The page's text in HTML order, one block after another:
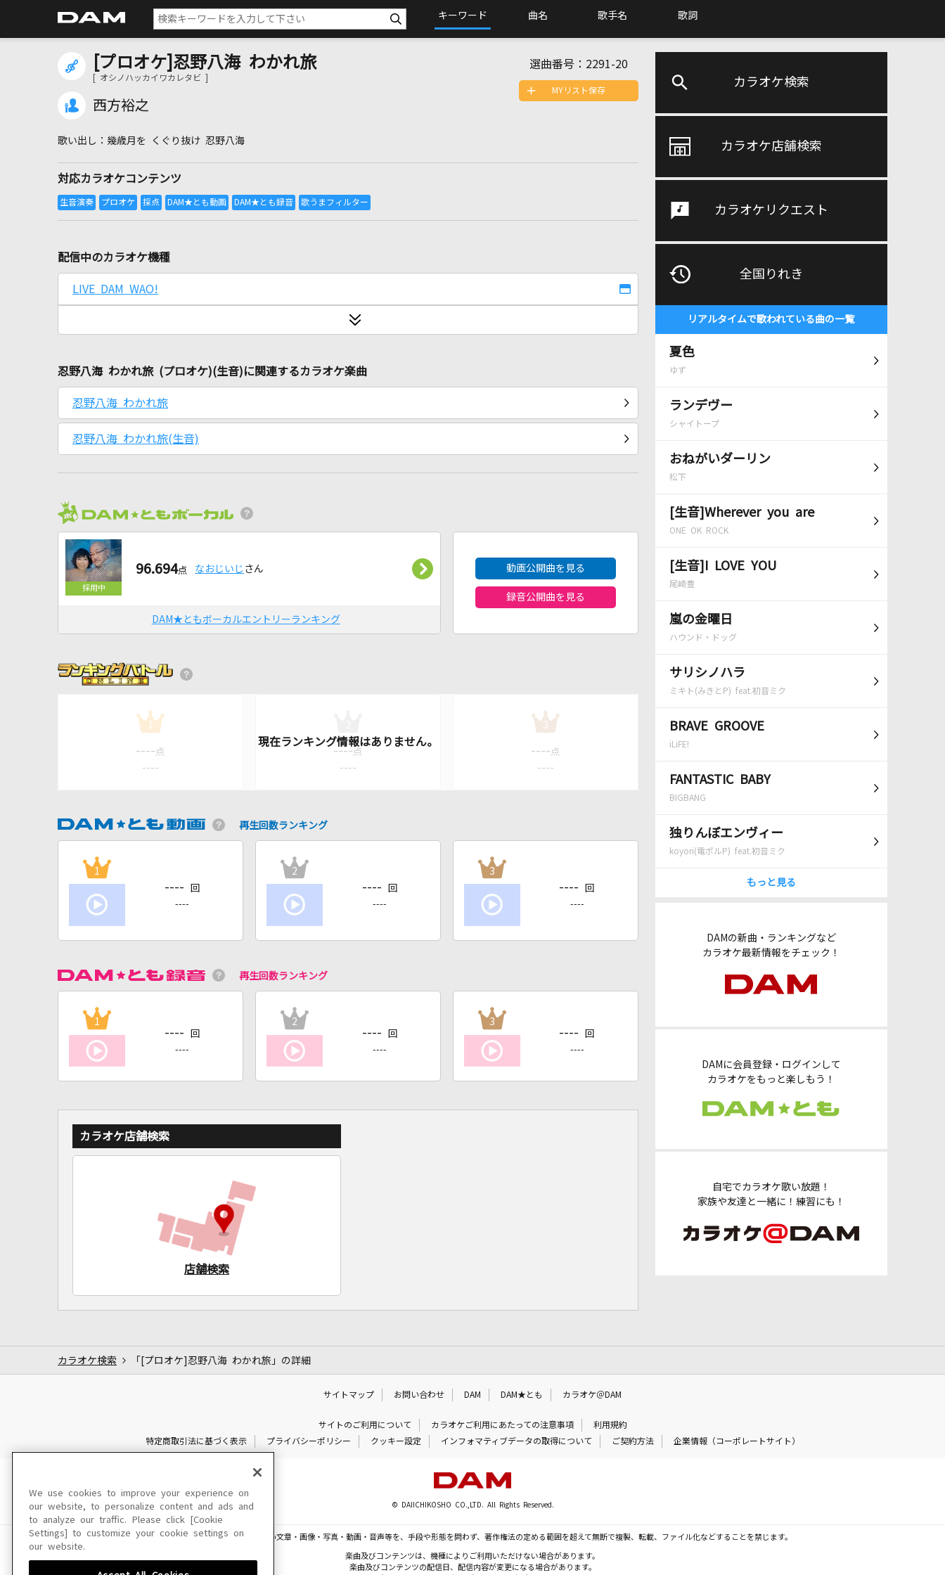
キーワード 曲名 歌手名 歌詞
カラオケ検索
カラオケ店舗検索
カラオケリクエスト
全国りれき
リアルタイムで歌われている曲の一覧
夏色
ゆず
ランデヴー
シャイトープ
おねがいダーリン
松下
[生音]Wherever you are
ONE OK ROCK
[生音]I LOVE YOU
尾崎豊
嵐の金曜日
ハウンド・ドッグ
サリシノハラ
ミキト(みきとP) feat.初音ミク
BRAVE GROOVE
iLiFE!
FANTASTIC BABY
BIGBANG
独りんぼエンヴィー
koyori(電ポルP) feat.初音ミク
もっと見る
DAMの新曲・ランキングなど
カラオケ最新情報をチェック！
DAMに会員登録・ログインして
カラオケをもっと楽しもう！
自宅でカラオケ歌い放題！
家族や友達と一緒に！練習にも！
[プロオケ]忍野八海 わかれ旅
[ オシノハッカイワカレタビ ]
西方裕之
選曲番号： 2291-20
幾歳月を くぐり抜け 忍野八海
対応カラオケコンテンツ
MYリスト保存
配信中のカラオケ機種
LIVE DAM WAO!
忍野八海 わかれ旅 (プロオケ)(生音)に関連するカラオケ楽曲
忍野八海 わかれ旅
忍野八海 わかれ旅(生音)
96.694点 なおじいじ さん
DAM★ともボーカルエントリーランキング
動画公開曲を見る
録音公開曲を見る
1
---- 点
----
---- 点
----
3
---- 点
----
再生回数ランキング
1
---- 回
----
2
---- 回
----
3
---- 回
----
再生回数ランキング
1
---- 回
----
2
---- 回
----
3
---- 回
----
カラオケ店舗検索
店舗検索
カラオケ検索 「[プロオケ]忍野八海 わかれ旅」の詳細
サイトマップ お問い合わせ DAM DAM★とも カラオケ＠DAM
サイトのご利用について カラオケご利用にあたっての注意事項
利用規約
特定商取引法に基づく表示
プライバシーポリシー クッキー設定 インフォマティブデータの取得について ご契約方法 企業情報（コーポレートサイト）
© DAIICHIKOSHO CO.,LTD. All Rights Reserved.
このサイトに掲載されている一切の文章・画像・写真・動画・音声等を、手段や形態を問わず、著作権法の定める範囲を超えて無断で複製、転載、ファイル化などすることを禁じます。
楽曲及びコンテンツは、機種によりご利用いただけない場合があります。
楽曲及びコンテンツの配信日、配信内容が変更になる場合があります。
We use cookies to improve your experience on
our website, to personalize content and ads and
to analyze our traffic. Please click [Cookie
Settings] to customize your cookie settings on
our website.